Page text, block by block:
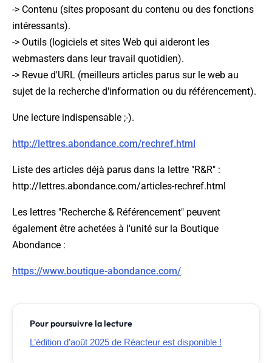
-> Contenu (sites proposant du contenu ou des fonctions
intéressants).
-> Outils (logiciels et sites Web qui aideront les
webmasters dans leur travail quotidien).
-> Revue d'URL (meilleurs articles parus sur le web au
sujet de la recherche d'information ou du référencement).
Une lecture indispensable ;-).
http://lettres.abondance.com/rechref.html
Liste des articles déjà parus dans la lettre "R&R" :
http://lettres.abondance.com/articles-rechref.html
Les lettres "Recherche & Référencement" peuvent
également être achetées à l'unité sur la Boutique
Abondance :
https://www.boutique-abondance.com/
Pour poursuivre la lecture
L’édition d’août 2025 de Réacteur est disponible !